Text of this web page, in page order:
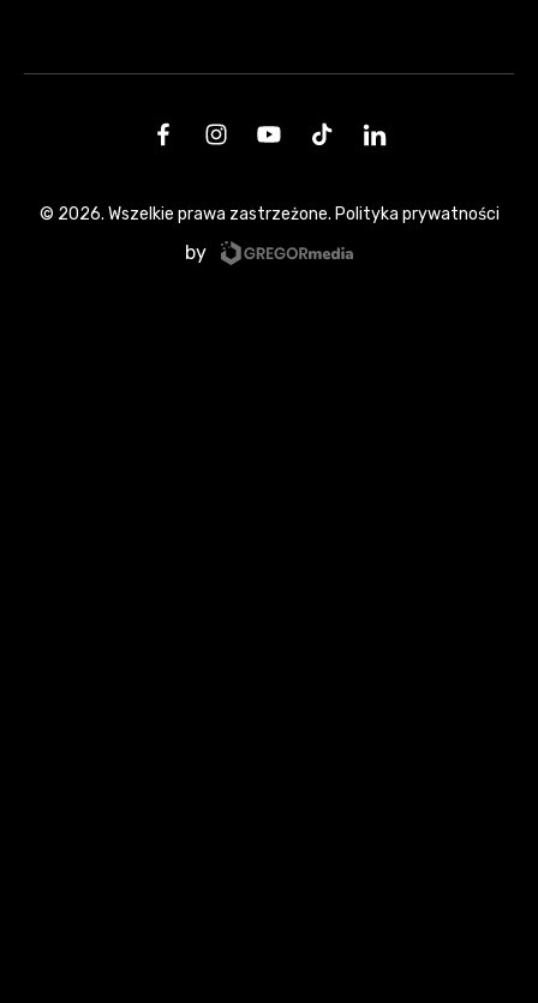
© 2026. Wszelkie prawa zastrzeżone. Polityka prywatności
by